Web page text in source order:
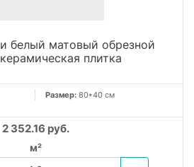
белый матовый обрезной
плитка
Размер: 80*40 см
2 352.16 руб.
м²